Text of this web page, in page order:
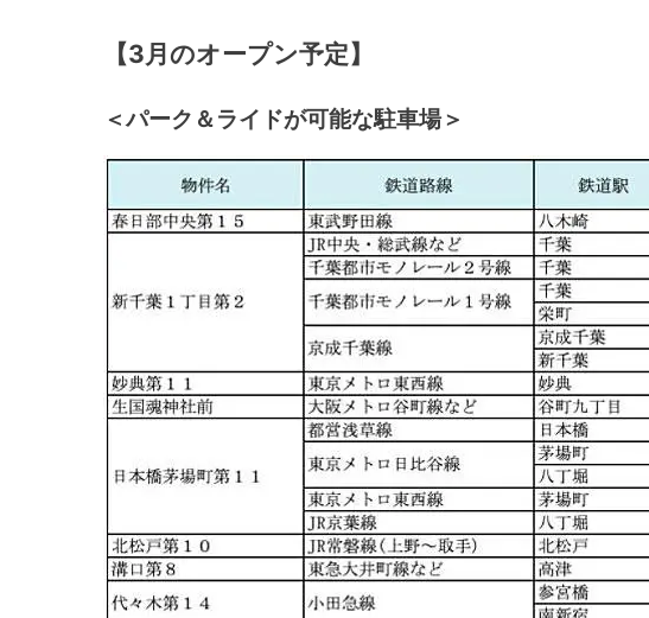
【3月のオープン予定】
＜パーク＆ライドが可能な駐車場＞